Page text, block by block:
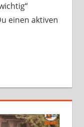
einen aktiven